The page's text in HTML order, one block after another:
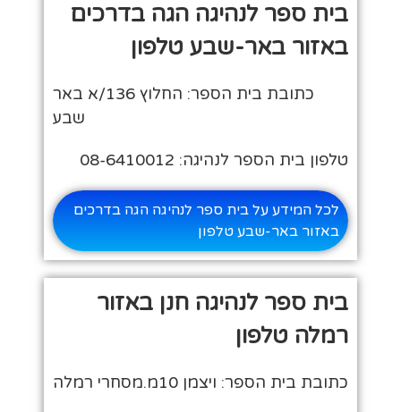
בית ספר לנהיגה הגה בדרכים
באזור באר-שבע טלפון
כתובת בית הספר: החלוץ 136/א באר
שבע
טלפון בית הספר לנהיגה: 08-6410012
לכל המידע על בית ספר לנהיגה הגה בדרכים
באזור באר-שבע טלפון
בית ספר לנהיגה חנן באזור
רמלה טלפון
כתובת בית הספר: ויצמן 10מ.מסחרי רמלה